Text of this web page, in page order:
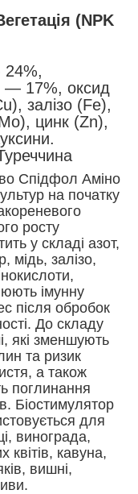
(NPK
24%,
— 17%, оксид
залізо (Fe),
цинк (Zn),
Спідфол Аміно
на початку
росту
у складі азот,
мідь, залізо,
імунну
після обробок
До складу
які зменшують
та ризик
а також
поглинання
Біостимулятор
для
винограда,
квітів, кавуна,
вишні,